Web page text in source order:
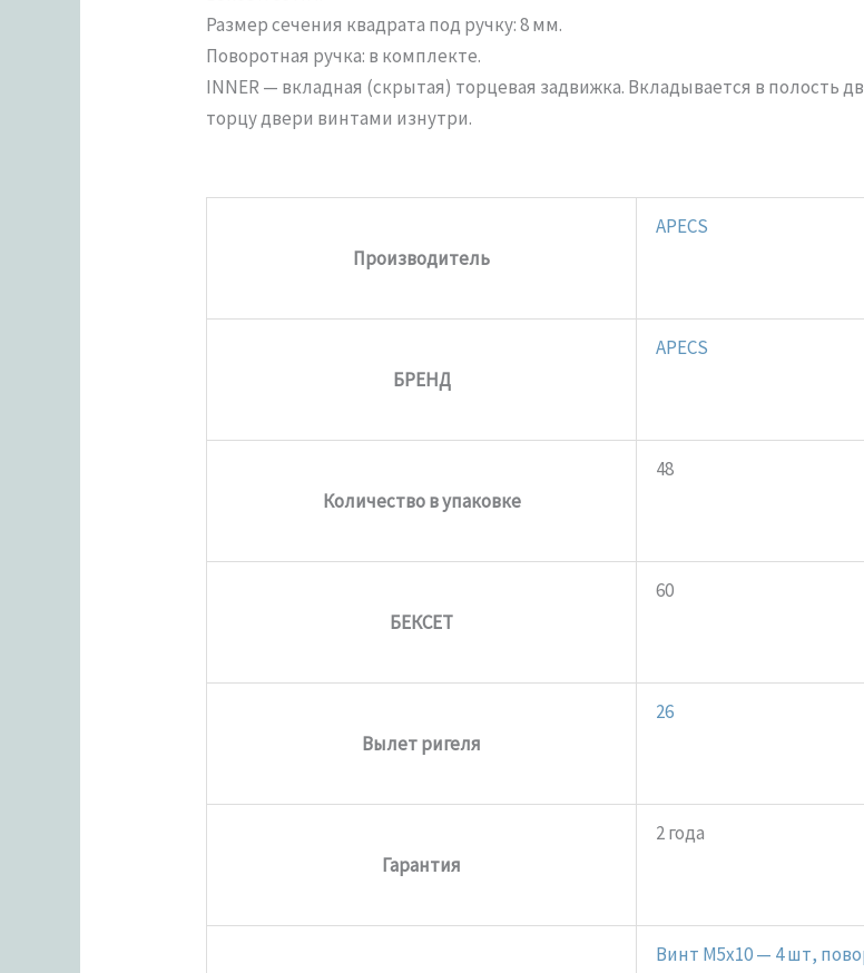
Размер сечения квадрата под ручку: 8 мм.
Поворотная ручка: в комплекте.
INNER — вкладная (скрытая) торцевая задвижка. Вкладывается в полость
торцу двери винтами изнутри.
Производитель
APECS
БРЕНД
APECS
Количество в упаковке
48
БЕКСЕТ
60
Вылет ригеля
26
Гарантия
2 года
Винт M5x10 — 4 шт,